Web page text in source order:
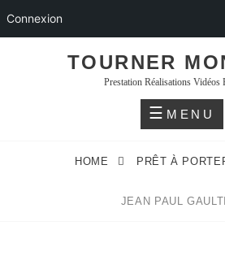
Connexion
TOURNER
Prestation Réalisations Vidéos
MENU
HOME PRÊT À
JEAN PAUL